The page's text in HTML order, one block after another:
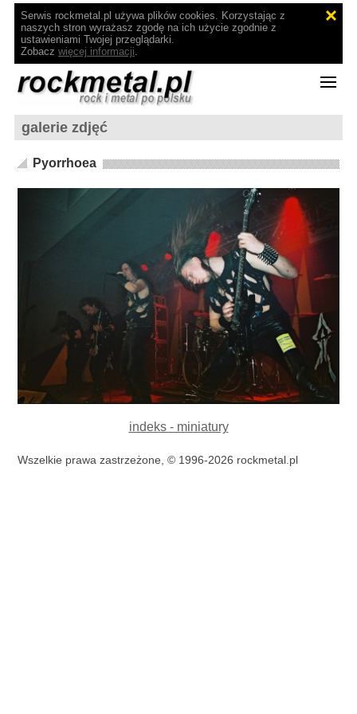
Serwis rockmetal.pl używa plików cookies. Korzystając z
naszych stron wyrażasz zgodę na ich użycie zgodnie z
ustawieniami Twojej przeglądarki.
Zobacz więcej informacji.
galerie zdjęć
Pyorrhoea
indeks - miniatury
Wszelkie prawa zastrzeżone, © 1996-2026 rockmetal.pl